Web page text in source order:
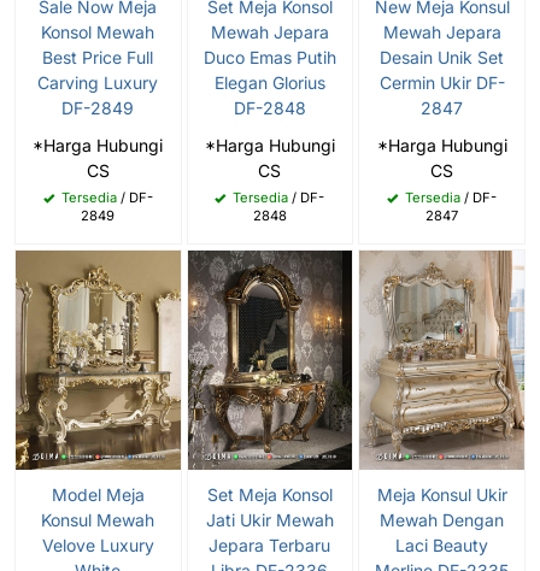
Sale Now Meja
Konsol Mewah
Best Price Full
Carving Luxury
DF-2849
*Harga Hubungi
CS
Tersedia/ DF-
2849
Set Meja Konsol
Mewah Jepara
Duco Emas Putih
Elegan Glorius
DF-2848
*Harga Hubungi
CS
Tersedia / DF-
2848
New Meja Konsul
Mewah Jepara
Desain Unik Set
Cermin Ukir DF-
2847
*Harga Hubungi
CS
Tersedia / DF-
2847
Model Meja
Konsul Mewah
Velove Luxury
Set Meja Konsol
Jati Ukir Mewah
Jepara Terbaru
Meja Konsul Ukir
Mewah Dengan
Laci Beauty